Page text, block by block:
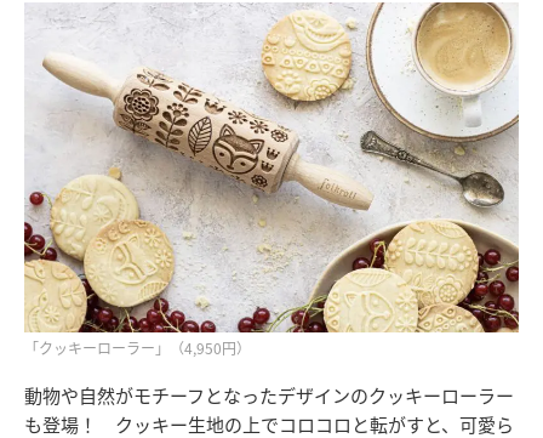
「クッキーローラー」（4,950円）
動物や自然がモチーフとなったデザインのクッキーローラー
も登場！ クッキー生地の上でコロコロと転がすと、可愛ら